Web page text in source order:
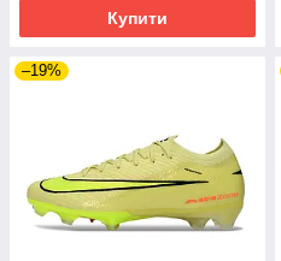
Купити
–19%